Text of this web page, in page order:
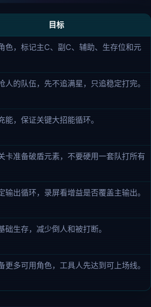
目标
色，标记主C、副C、辅助、生存位和元
人的队伍，先不追满星，只追稳定打完。
能，保证关键大招能循环。
卡准备破盾元素，不要硬用一套队打所有
输出循环，录屏看增益是否覆盖主输出。
础生存，减少倒人和被打断。
更多可用角色，工具人先达到可上场线。